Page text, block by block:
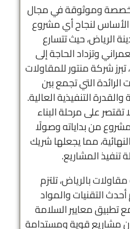
وموثوقة في مجال
لنجاح أي مشروع
الرياض، حيث تتسارع
وتزداد الحاجة إلى
شركة منتور للمقاولات
التي تجمع بين
التنفيذية العالية.
تقتصر على مرحلة البناء
من بداياته وصولًا
مما يجعلها شريك
المشاريع.
بالرياض، تلتزم
التقنيات والمواد
تطبيق معايير السلامة
مشاريع قوية ومستدامة